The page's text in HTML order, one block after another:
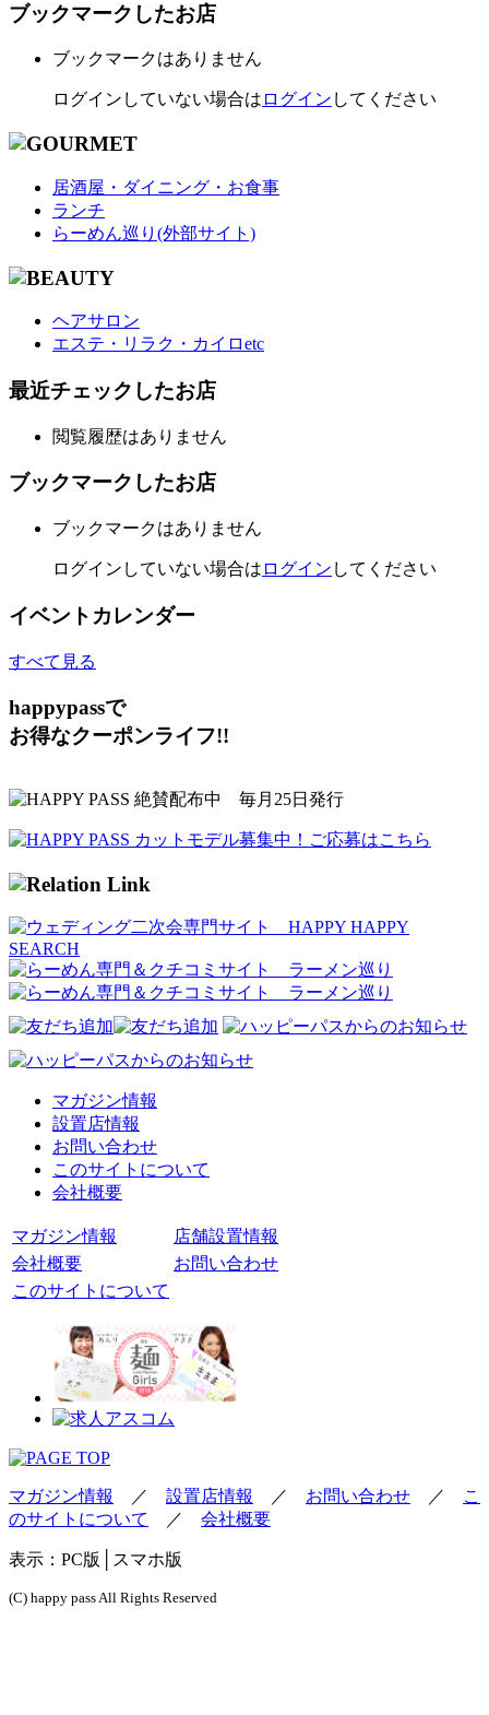
ブックマークしたお店
ブックマークはありません
ログインしていない場合は ログイン してください
居酒屋・ダイニング・お食事
ランチ
らーめん巡り(外部サイト)
ヘアサロン
エステ・リラク・カイロetc
最近チェックしたお店
閲覧履歴はありません
ブックマークしたお店
ブックマークはありません
ログインしていない場合は ログイン してください
イベントカレンダー
すべて見る
happypassで
お得なクーポンライフ!!
マガジン情報
設置店情報
お問い合わせ
このサイトについて
会社概要
マガジン情報
店舗設置情報
会社概要
お問い合わせ
このサイトについて
マガジン情報 ／ 設置店情報 ／ お問い合わせ ／
こ
のサイトについて
／ 会社概要
表示： PC版 │スマホ版
(C) happy pass All Rights Reserved